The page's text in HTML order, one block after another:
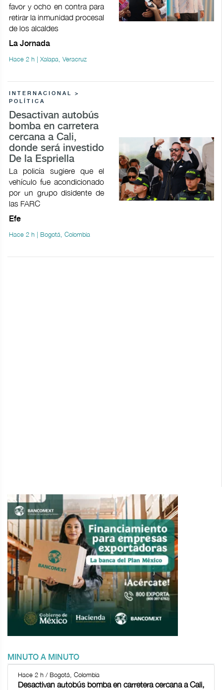
favor y ocho en contra para
retirar la inmunidad procesal
de los alcaldes
La Jornada
Hace 2 h | Xalapa, Veracruz
INTERNACIONAL >
POLÍTICA
Desactivan autobús
bomba en carretera
cercana a Cali,
donde será investido
De la Espriella
La policía sugiere que el
vehículo fue acondicionado
por un grupo disidente de
las FARC
Efe
Hace 2 h | Bogotá, Colombia
MINUTO A MINUTO
Hace 2 h / Bogotá, Colombia
Desactivan autobús bomba en carretera cercana a Cali,